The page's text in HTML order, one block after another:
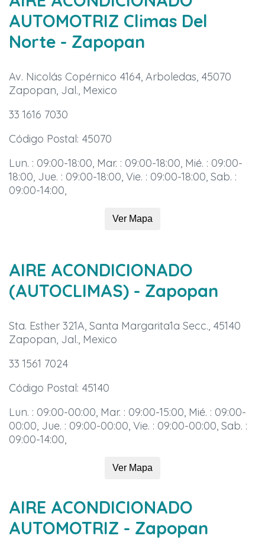
AUTOMOTRIZ Climas Del
Norte - Zapopan
Av. Nicolás Copérnico 4164, Arboledas, 45070
Zapopan, Jal., Mexico
33 1616 7030
Código Postal: 45070
Lun. : 09:00-18:00, Mar. : 09:00-18:00, Mié. : 09:00-
18:00, Jue. : 09:00-18:00, Vie. : 09:00-18:00, Sab. :
09:00-14:00,
Ver Mapa
AIRE ACONDICIONADO
(AUTOCLIMAS) - Zapopan
Sta. Esther 321A, Santa Margarita1a Secc., 45140
Zapopan, Jal., Mexico
33 1561 7024
Código Postal: 45140
Lun. : 09:00-00:00, Mar. : 09:00-15:00, Mié. : 09:00-
00:00, Jue. : 09:00-00:00, Vie. : 09:00-00:00, Sab. :
09:00-14:00,
Ver Mapa
AIRE ACONDICIONADO
AUTOMOTRIZ - Zapopan